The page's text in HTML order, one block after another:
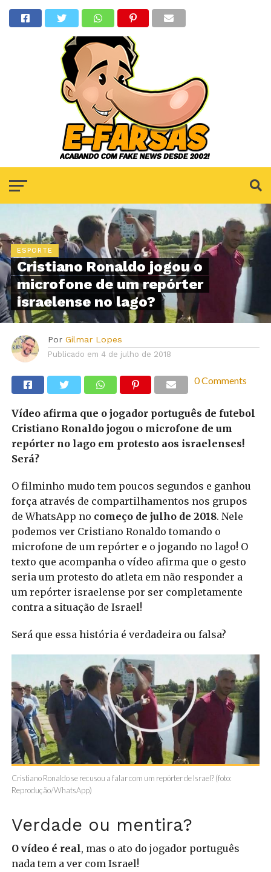
ESPORTE
Cristiano Ronaldo jogou o
microfone de um repórter
israelense no lago?
Por Gilmar Lopes
Publicado em 4 de julho de 2018
0 Comments
Vídeo afirma que o jogador português de futebol
Cristiano Ronaldo jogou o microfone de um
repórter no lago em protesto aos israelenses!
Será?
O filminho mudo tem poucos segundos e ganhou
força através de compartilhamentos nos grupos
de WhatsApp no começo de julho de 2018. Nele
podemos ver Cristiano Ronaldo tomando o
microfone de um repórter e o jogando no lago! O
texto que acompanha o vídeo afirma que o gesto
seria um protesto do atleta em não responder a
um repórter israelense por ser completamente
contra a situação de Israel!
Será que essa história é verdadeira ou falsa?
Cristiano Ronaldo se recusou a falar com um repórter de Israel? (foto:
Reprodução/WhatsApp)
Verdade ou mentira?
O vídeo é real, mas o ato do jogador português
nada tem a ver com Israel!